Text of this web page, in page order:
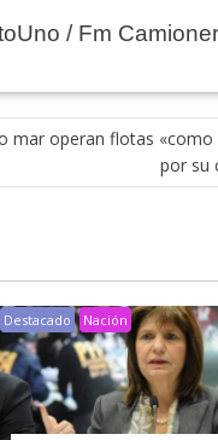
/ Fm
mar operan flotas «como
por su
Destacado Nación